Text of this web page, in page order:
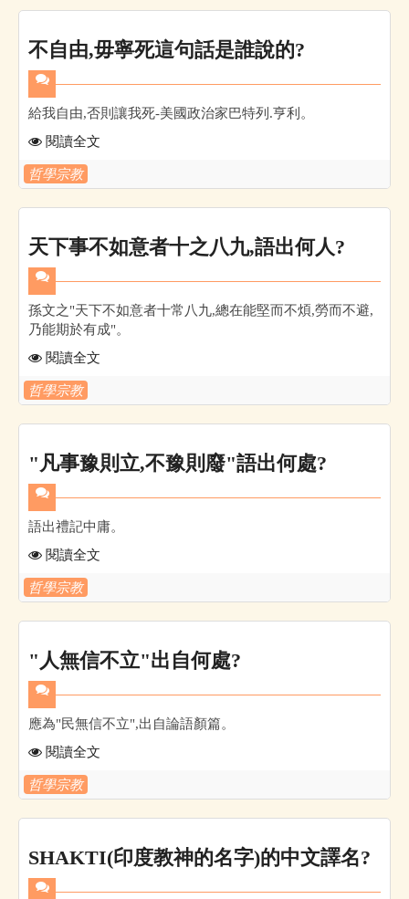
不自由,毋寧死這句話是誰說的?
給我自由,否則讓我死-美國政治家巴特列.亨利。
閱讀全文
哲學宗教
天下事不如意者十之八九,語出何人?
孫文之"天下不如意者十常八九,總在能堅而不煩,勞而不避,
乃能期於有成"。
閱讀全文
哲學宗教
"凡事豫則立,不豫則廢"語出何處?
語出禮記中庸。
閱讀全文
哲學宗教
"人無信不立"出自何處?
應為"民無信不立",出自論語顏篇。
閱讀全文
哲學宗教
SHAKTI(印度教神的名字)的中文譯名?